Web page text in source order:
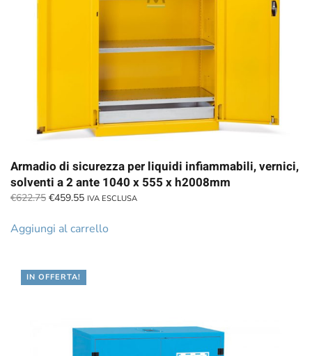
Armadio di sicurezza per liquidi infiammabili, vernici,
solventi a 2 ante 1040 x 555 x h2008mm
€622.75 Il
originale
€459.55Il
attuale
IVA ESCLUSA
Aggiungi al carrello
IN OFFERTA!